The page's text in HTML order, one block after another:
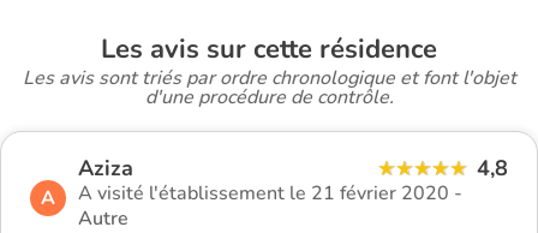
Les avis sur cette résidence
Les avis sont triés par ordre chronologique et font l'objet
d'une procédure de contrôle.
A
Aziza 4,8
A visité l'établissement le 21 février 2020 -
Autre